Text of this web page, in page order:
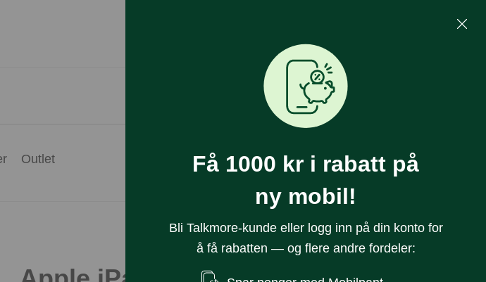
Outlet
Få 1000 kr i rabatt på
ny mobil!
Bli Talkmore-kunde eller logg inn på din konto for
å få rabatten — og flere andre fordeler: